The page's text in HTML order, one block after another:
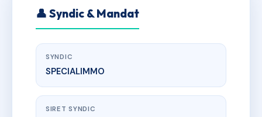
👤 Syndic & Mandat
SYNDIC
SPECIALIMMO
SIRET SYNDIC